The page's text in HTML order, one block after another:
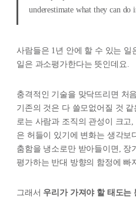
underestimate what they can do
사람들은 1년 안에 할 수 있는 일
일은 과소평가한다는 뜻인데요.
충격적인 기술을 맞닥뜨리면 처
기존의 것은 다 쓸모없어질 것
로는 사람과 조직의 관성이 크고
은 허들이 있기에 변화는 생각보
춤함을 냉소로만 받아들이면, 장
평가하는 반대 방향의 함정에 빠
그래서 우리가 가져야 할 태도는